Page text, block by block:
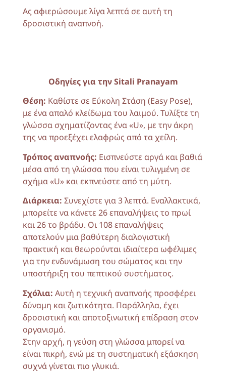
Ας αφιερώσουμε λίγα λεπτά σε αυτή τη
δροσιστική αναπνοή.
Οδηγίες για τηνSitali Pranayam
Θέση: Καθίστε σε Εύκολη Στάση (Easy Pose),
με ένα απαλό κλείδωμα του λαιμού. Τυλίξτε τη
γλώσσα σχηματίζοντας ένα «U», με την άκρη
της να προεξέχει ελαφρώς από τα χείλη.
Τρόπος αναπνοής: Εισπνεύστε αργά και βαθιά
μέσα από τη γλώσσα που είναι τυλιγμένη σε
σχήμα «U» και εκπνεύστε από τη μύτη.
Διάρκεια: Συνεχίστε για 3 λεπτά. Εναλλακτικά,
μπορείτε να κάνετε 26 επαναλήψεις το πρωί
και 26 το βράδυ. Οι 108 επαναλήψεις
αποτελούν μια βαθύτερη διαλογιστική
πρακτική και θεωρούνται ιδιαίτερα ωφέλιμες
για την ενδυνάμωση του σώματος και την
υποστήριξη του πεπτικού συστήματος.
Σχόλια: Αυτή η τεχνική αναπνοής προσφέρει
δύναμη και ζωτικότητα. Παράλληλα, έχει
δροσιστική και αποτοξινωτική επίδραση στον
οργανισμό.
Στην αρχή, η γεύση στη γλώσσα μπορεί να
είναι πικρή, ενώ με τη συστηματική εξάσκηση
συχνά γίνεται πιο γλυκιά.